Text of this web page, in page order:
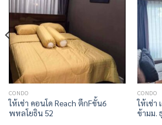
CONDO
ให้เช่า คอนโด Reach ตึกFขั้น6
พหลโยธิน 52
CONDO
ให้เช่า
ข้ามม.